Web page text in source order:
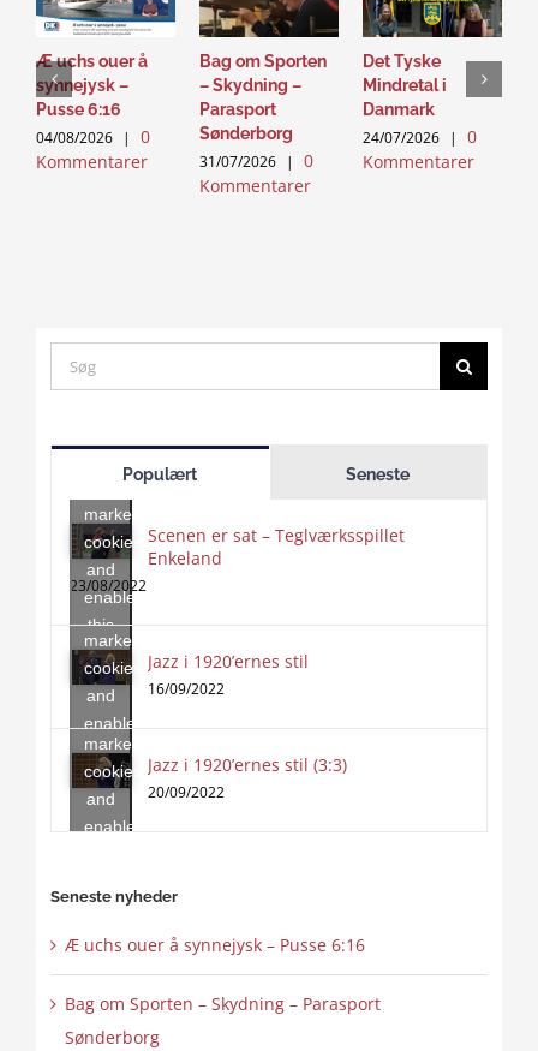
Æ uchs ouer å
synnejysk –
Pusse 6:16
04/08/2026 |
0
Kommentarer
Bag om Sporten
– Skydning –
Parasport
Sønderborg
31/07/2026 |
0
Kommentarer
Det Tyske
Mindretal i
Danmark
24/07/2026 |
0
Kommentarer
Search
for:
Populært Seneste
accept
marketing
cookies
and
enable
this
content
Scenen er sat – Teglværksspillet
Enkeland
23/08/2022
Click
to
marketing
cookies
and
enable
this
content
Jazz i 1920’ernes stil
16/09/2022
Click
to
accept
marketing
cookies
and
enable
Jazz i 1920’ernes stil (3:3)
20/09/2022
Seneste nyheder
Æ uchs ouer å synnejysk – Pusse 6:16
Bag om Sporten – Skydning – Parasport
Sønderborg